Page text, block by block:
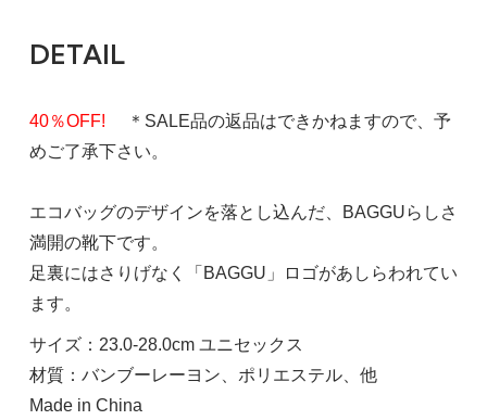
DETAIL
40％OFF! ＊SALE品の返品はできかねますので、予
めご了承下さい。
エコバッグのデザインを落とし込んだ、BAGGUらしさ
満開の靴下です。
足裏にはさりげなく「BAGGU」ロゴがあしらわれてい
ます。
サイズ：23.0-28.0cm ユニセックス
材質：バンブーレーヨン、ポリエステル、他
Made in China